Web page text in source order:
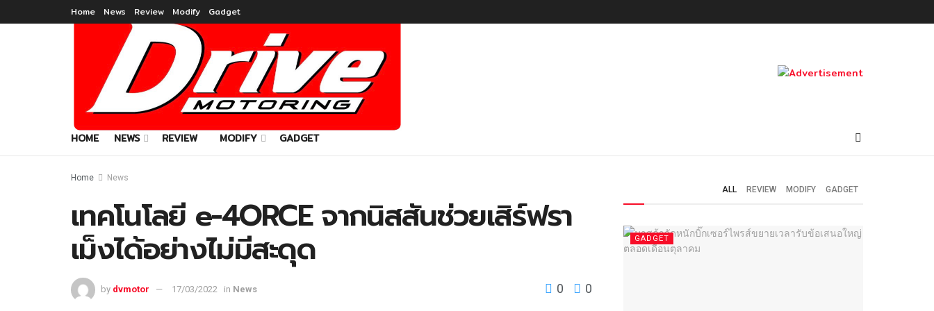
Home News Review Modify Gadget
HOME NEWS REVIEW MODIFY GADGET
Home News
เทคโนโลยี e-4ORCE จากนิสสันช่วยเสิร์ฟรา
เม็งได้อย่างไม่มีสะดุด
by dvmotor 17/03/2022 in News 0 0
ALL REVIEW MODIFY GADGET
GADGET